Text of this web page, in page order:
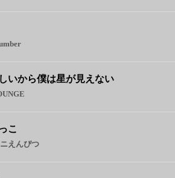
こ
◆ 週間人気コード譜をもっと見る ◆